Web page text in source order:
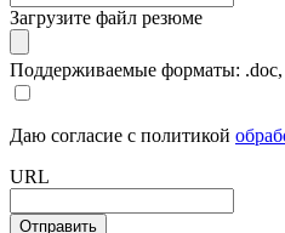
Загрузите файл резюме
Поддерживаемые форматы:
Даю согласие с политикой
URL